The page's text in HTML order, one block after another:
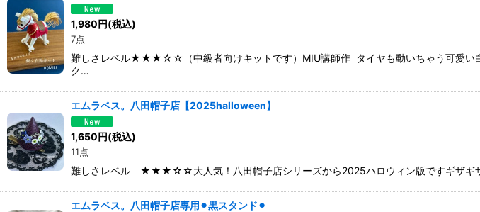
1,980円(税込)
7点
難しさレベル★★★☆☆（中級者向けキットです）MIU講師作 タイヤも動いちゃう可愛い
ク…
エムラベス。八田帽子店【2025halloween】
1,650円(税込)
11点
難しさレベル ★★★☆☆大人気！八田帽子店シリーズから2025ハロウィン版ですギザギ
エムラベス。八田帽子店専用⚫︎黒スタンド⚫︎